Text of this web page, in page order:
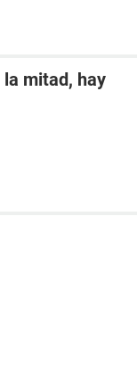
mitad, hay